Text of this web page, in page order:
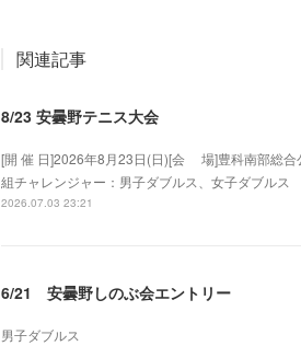
関連記事
8/23 安曇野テニス大会
[開 催 日]2026年8月23日(日)[会 場]豊科南部総
組チャレンジャー：男子ダブルス、女子ダブル
2026.07.03 23:21
6/21 安曇野しのぶ会エントリー
男子ダブルス